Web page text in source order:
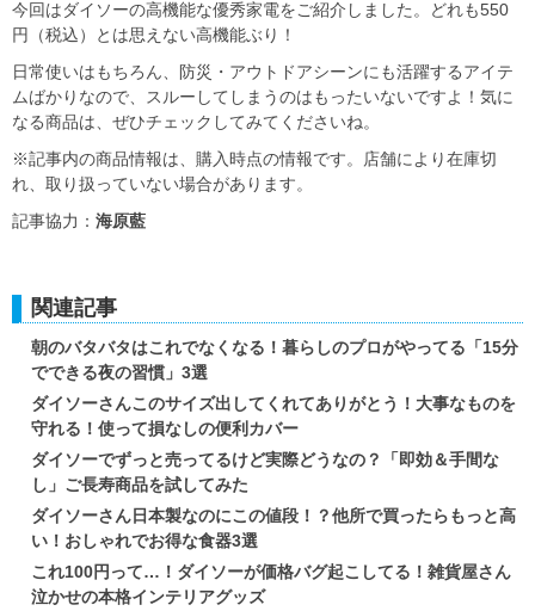
今回はダイソーの高機能な優秀家電をご紹介しました。どれも550
円（税込）とは思えない高機能ぶり！
日常使いはもちろん、防災・アウトドアシーンにも活躍するアイテ
ムばかりなので、スルーしてしまうのはもったいないですよ！気に
なる商品は、ぜひチェックしてみてくださいね。
※記事内の商品情報は、購入時点の情報です。店舗により在庫切
れ、取り扱っていない場合があります。
記事協力： 海原藍
関連記事
朝のバタバタはこれでなくなる！暮らしのプロがやってる「15分
でできる夜の習慣」3選
ダイソーさんこのサイズ出してくれてありがとう！大事なものを
守れる！使って損なしの便利カバー
ダイソーでずっと売ってるけど実際どうなの？「即効＆手間な
し」ご長寿商品を試してみた
ダイソーさん日本製なのにこの値段！？他所で買ったらもっと高
い！おしゃれでお得な食器3選
これ100円って…！ダイソーが価格バグ起こしてる！雑貨屋さん
泣かせの本格インテリアグッズ